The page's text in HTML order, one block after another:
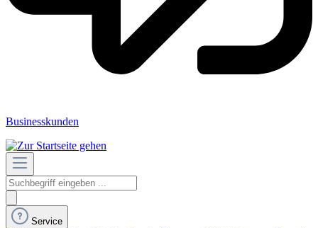
Businesskunden
Service